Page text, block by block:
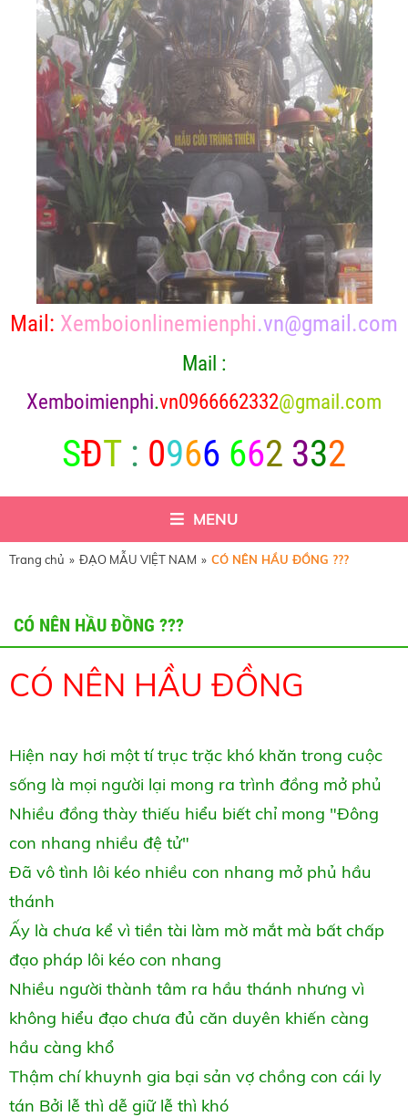
Mail: Xemboionlinemienphi.vn@gmail.com
Mail :
Xemboimienphi.vn0966662332@gmail.com
SĐT : 0966 662 332
MENU
Trang chủ » ĐẠO MẪU VIỆT NAM » CÓ NÊN HẦU ĐỒNG ???
CÓ NÊN HẦU ĐỒNG ???
CÓ NÊN HẦU ĐỒNG
Hiện nay hơi một tí trục trặc khó khăn trong cuộc
sống là mọi người lại mong ra trình đồng mở phủ
Nhiều đồng thày thiếu hiểu biết chỉ mong "Đông
con nhang nhiều đệ tử"
Đã vô tình lôi kéo nhiều con nhang mở phủ hầu
thánh
Ấy là chưa kể vì tiền tài làm mờ mắt mà bất chấp
đạo pháp lôi kéo con nhang
Nhiều người thành tâm ra hầu thánh nhưng vì
không hiểu đạo chưa đủ căn duyên khiến càng
hầu càng khổ
Thậm chí khuynh gia bại sản vợ chồng con cái ly
tán Bởi lễ thì dễ giữ lễ thì khó